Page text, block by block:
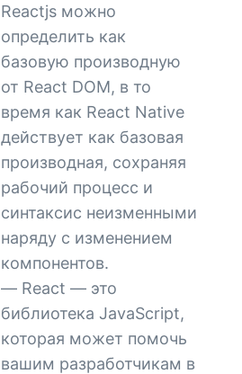
Reactjs можно
определить как
базовую производную
от React DOM, в то
время как React Native
действует как базовая
производная, сохраняя
рабочий процесс и
синтаксис неизменными
наряду с изменением
компонентов.
— React — это
библиотека JavaScript,
которая может помочь
вашим разработчикам в